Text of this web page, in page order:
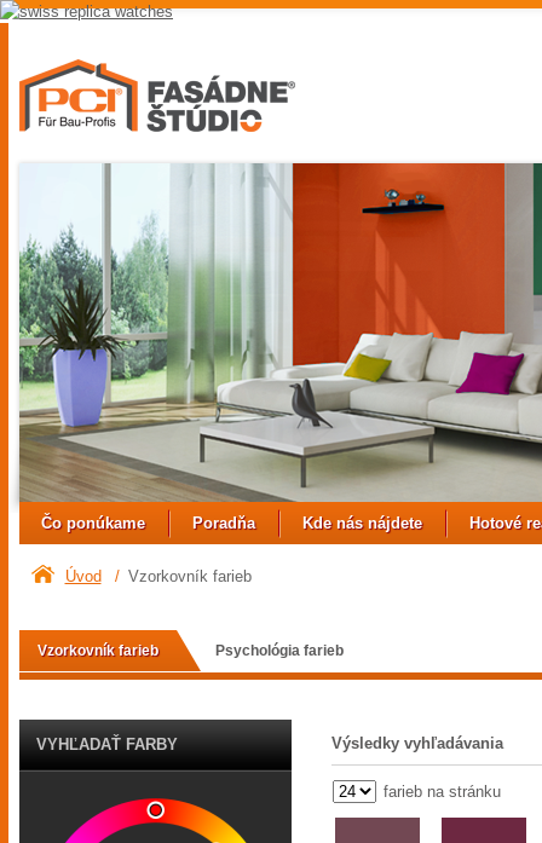
watch
watches
watches
Čo ponúkame Poradňa Kde nás nájdete Hotové
Úvod / Vzorkovník farieb
Vzorkovník farieb Psychológia farieb
VYHĽADAŤ FARBY Výsledky vyhľadávania
farieb na stránku